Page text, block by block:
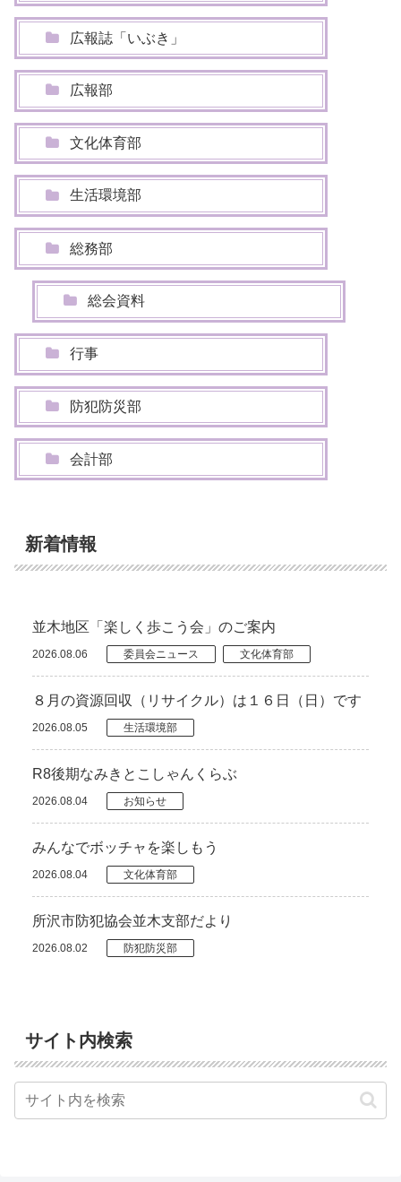
広報誌「いぶき」
広報部
文化体育部
生活環境部
総務部
総会資料
行事
防犯防災部
会計部
新着情報
並木地区「楽しく歩こう会」のご案内
2026.08.06 委員会ニュース 文化体育部
８月の資源回収（リサイクル）は１６日（日）です
2026.08.05 生活環境部
R8後期なみきとこしゃんくらぶ
2026.08.04 お知らせ
みんなでボッチャを楽しもう
2026.08.04 文化体育部
所沢市防犯協会並木支部だより
2026.08.02 防犯防災部
サイト内検索